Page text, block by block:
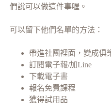
們說可以做這件事喔。
可以留下他們名單的方法：
帶進社團裡面，變成俱
訂閱電子報/加Line
下載電子書
報名免費課程
獲得試用品